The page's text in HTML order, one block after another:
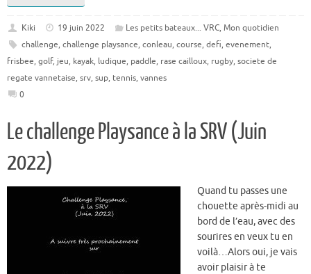
Kiki 19 juin 2022 Les petits bateaux... VRC, Mon quotidien
challenge, challenge playsance, conleau, course, defi, evenement,
frisbee, golf, jeu, kayak, ludique, paddle, rase cailloux, rugby, societe de
regate vannetaise, srv, sup, tennis, vannes
0
Le challenge Playsance à la SRV (Juin
2022)
Quand tu passes une
chouette après-midi au
bord de l’eau, avec des
sourires en veux tu en
voilà…Alors oui, je vais
avoir plaisir à te